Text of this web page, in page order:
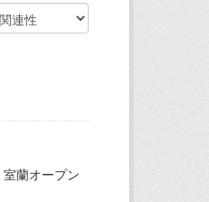
室蘭オープン